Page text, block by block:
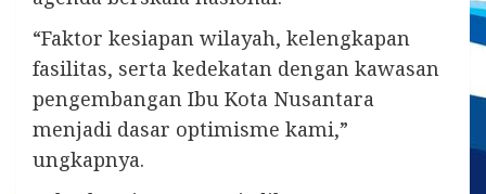
“Faktor kesiapan wilayah, kelengkapan
fasilitas, serta kedekatan dengan kawasan
pengembangan Ibu Kota Nusantara
menjadi dasar optimisme kami,”
ungkapnya.